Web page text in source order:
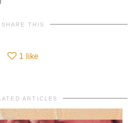
SHARE THIS
1 like
ARTICLES